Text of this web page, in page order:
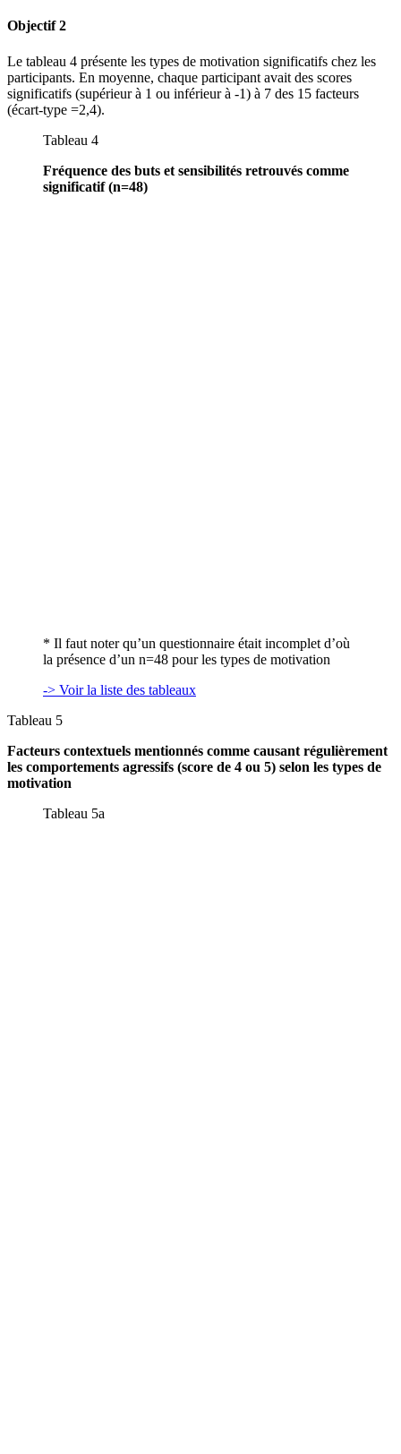
Objectif 2
Le tableau 4 présente les types de motivation significatifs chez les
participants. En moyenne, chaque participant avait des scores
significatifs (supérieur à 1 ou inférieur à -1) à 7 des 15 facteurs
(écart-type =2,4).
Tableau 4
Fréquence des buts et sensibilités retrouvés comme
significatif (n=48)
* Il faut noter qu’un questionnaire était incomplet d’où
la présence d’un n=48 pour les types de motivation
-> Voir la liste des tableaux
Tableau 5
Facteurs contextuels mentionnés comme causant régulièrement
les comportements agressifs (score de 4 ou 5) selon les types de
motivation
Tableau 5a